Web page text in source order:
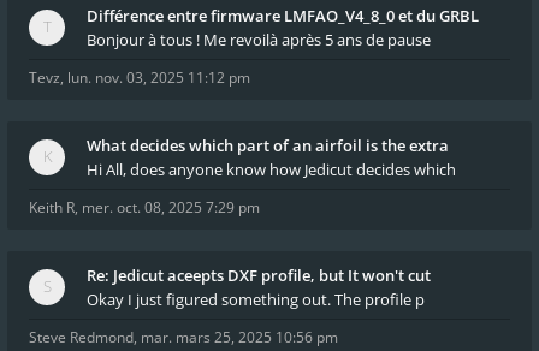
Différence entre firmware LMFAO_V4_8_0 et du GRBL
Bonjour à tous ! Me revoilà après 5 ans de pause
Tevz, lun. nov. 03, 2025 11:12 pm
What decides which part of an airfoil is the extra
Hi All, does anyone know how Jedicut decides which
Keith R, mer. oct. 08, 2025 7:29 pm
Re: Jedicut aceepts DXF profile, but It won't cut
Okay I just figured something out. The profile p
Steve Redmond, mar. mars 25, 2025 10:56 pm